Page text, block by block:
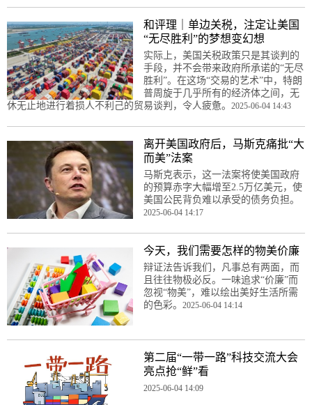
和评理｜单边关税，注定让美国
“无尽胜利”的梦想变幻想
实际上，美国关税政策只是其谈判的
手段，并不会带来政府所承诺的“无尽
胜利”。在这场“交易的艺术”中，特朗
普周旋于几乎所有的经济体之间，无
休无止地进行着损人不利己的贸易谈判，令人疲惫。 2025-06-04 14:43
离开美国政府后，马斯克痛批“大
而美”法案
马斯克表示，这一法案将使美国政府
的预算赤字大幅增至2.5万亿美元，使
美国公民背负难以承受的债务负担。
2025-06-04 14:17
今天，我们需要怎样的物美价廉
辩证法告诉我们，凡事总有两面，而
且往往物极必反。一味追求“价廉”而
忽视“物美”，难以绘出美好生活所需
的色彩。 2025-06-04 14:14
第二届“一带一路”科技交流大会
亮点抢“鲜”看
2025-06-04 14:09